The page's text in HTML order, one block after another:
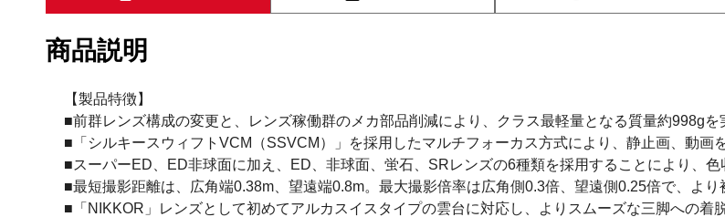
商品説明
【製品特徴】
■前群レンズ構成の変更と、レンズ稼働群のメカ部品削減により、クラス最軽量となる質量約998g
■「シルキースウィフトVCM（SSVCM）」を採用したマルチフォーカス方式により、静止画、動画
■スーパーED、ED非球面に加え、ED、非球面、蛍石、SRレンズの6種類を採用することにより、
■最短撮影距離は、広角端0.38m、望遠端0.8m。最大撮影倍率は広角側0.3倍、望遠側0.25倍で、よ
■「NIKKOR」レンズとして初めてアルカスイスタイプの雲台に対応し、よりスムーズな三脚への着